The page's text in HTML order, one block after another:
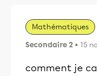
Mathématiques
Secondaire 2 • 15
comment je